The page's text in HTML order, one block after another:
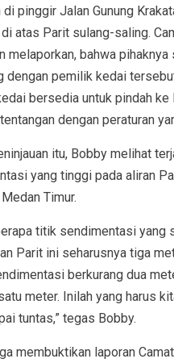
di pinggir Jalan Gunung
atas Parit sulang-saling.
melaporkan, bahwa pihaknya
dengan pemilik kedai
bersedia untuk pindah ke
dengan peraturan
itu, Bobby melihat
yang tinggi pada aliran
Timur.
titik sendimentasi yang
Parit ini seharusnya tiga
berkurang dua
meter. Inilah yang harus
tuntas,” tegas Bobby.
membuktikan laporan